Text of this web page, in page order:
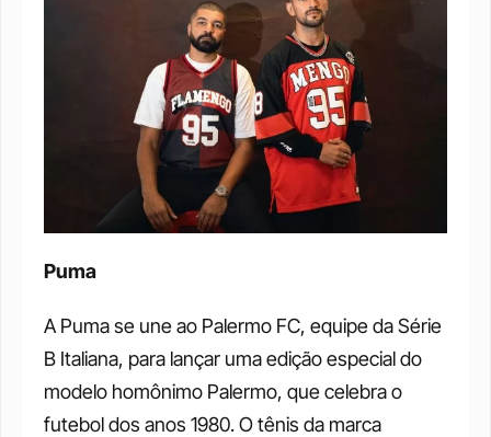
Puma
A Puma se une ao Palermo FC, equipe da Série
B Italiana, para lançar uma edição especial do
modelo homônimo Palermo, que celebra o
futebol dos anos 1980. O tênis da marca